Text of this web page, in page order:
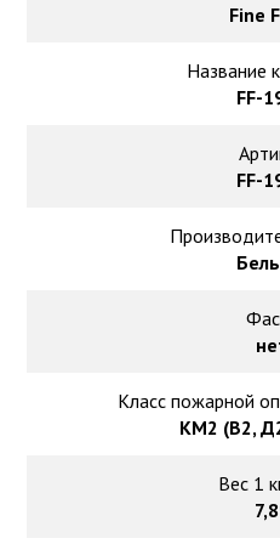
Ковролин оптом
Ковролин под
Fine
Название
FF-
FF-
Класс пожарной
КМ2 (В2,
Вес 1